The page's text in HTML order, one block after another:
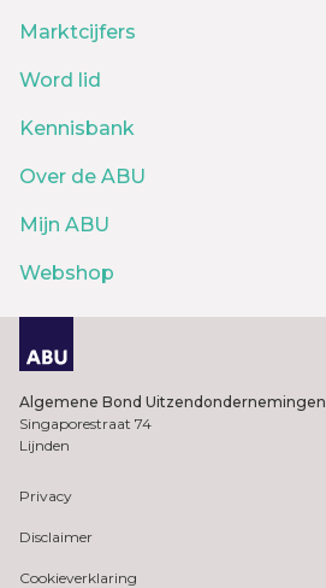
Marktcijfers
Word lid
Kennisbank
Over de ABU
Mijn ABU
Webshop
Algemene Bond Uitzendondernemingen
Singaporestraat 74
Lijnden
Privacy
Disclaimer
Cookieverklaring